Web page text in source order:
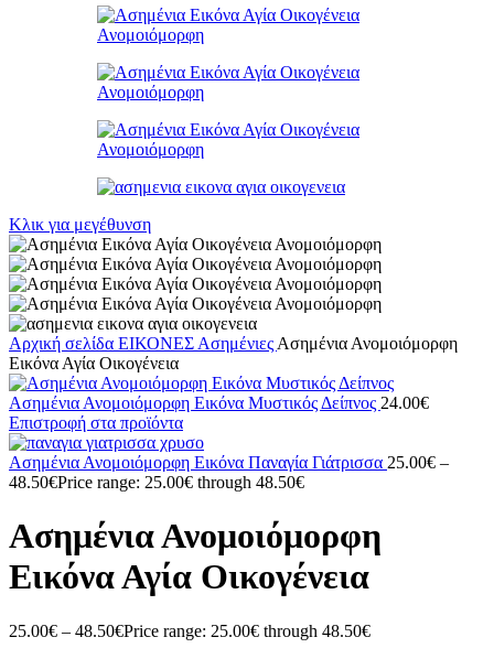
Κλικ για μεγέθυνση
Αρχική σελίδα ΕΙΚΟΝΕΣ Ασημένιες Ασημένια Ανομοιόμορφη
Εικόνα Αγία Οικογένεια
Ασημένια Ανομοιόμορφη Εικόνα Μυστικός Δείπνος 24.00€
Επιστροφή στα προϊόντα
Ασημένια Ανομοιόμορφη Εικόνα Παναγία Γιάτρισσα 25.00€ –
48.50€Price range: 25.00€ through 48.50€
Ασημένια Ανομοιόμορφη
Εικόνα Αγία Οικογένεια
25.00€ – 48.50€Price range: 25.00€ through 48.50€